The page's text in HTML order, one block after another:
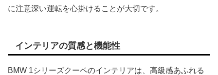
に注意深い運転を心掛けることが大切です。
インテリアの質感と機能性
BMW 1シリーズクーペのインテリアは、高級感あふれる